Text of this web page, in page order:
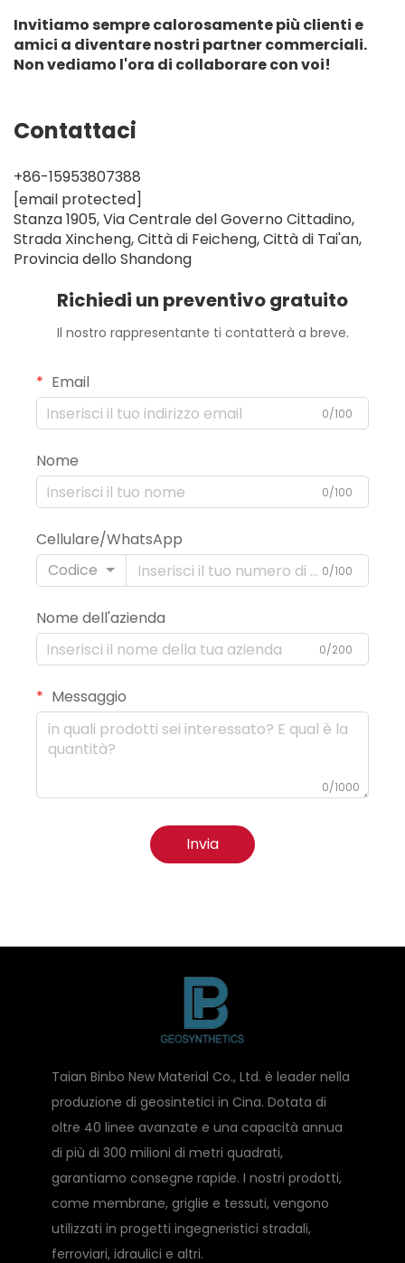
Invitiamo sempre calorosamente più clienti e
amici a diventare nostri partner commerciali.
Non vediamo l'ora di collaborare con voi!
Contattaci
+86-15953807388
[email protected]
Stanza 1905, Via Centrale del Governo Cittadino,
Strada Xincheng, Città di Feicheng, Città di Tai'an,
Provincia dello Shandong
Richiedi un preventivo gratuito
Il nostro rappresentante ti contatterà a breve.
Email
0/100
Nome
0/100
Cellulare/WhatsApp
Codice
0/100
Nome dell'azienda
0/200
Messaggio
0/1000
Invia
Taian Binbo New Material Co., Ltd. è leader nella
produzione di geosintetici in Cina. Dotata di
oltre 40 linee avanzate e una capacità annua
di più di 300 milioni di metri quadrati,
garantiamo consegne rapide. I nostri prodotti,
come membrane, griglie e tessuti, vengono
utilizzati in progetti ingegneristici stradali,
ferroviari, idraulici e altri.